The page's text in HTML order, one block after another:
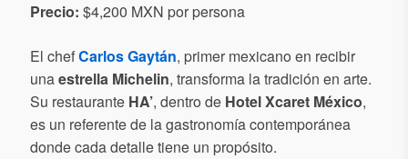
Precio: $4,200 MXN por persona
El chefCarlos Gaytán, primer mexicano en recibir
unaestrella Michelin, transforma la tradición en arte.
Su restaurante HA’, dentro de Hotel Xcaret México,
es un referente de la gastronomía contemporánea
donde cada detalle tiene un propósito.